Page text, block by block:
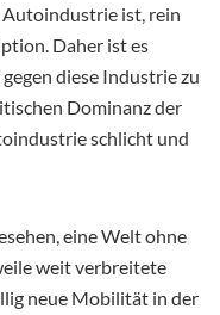
ist, rein
Daher ist es
diese Industrie zu
Dominanz der
schlicht und
eine Welt ohne
weit verbreitete
neue Mobilität in der